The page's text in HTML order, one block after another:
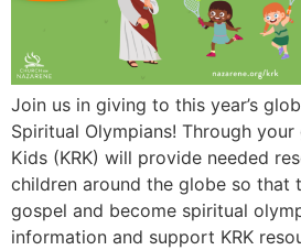
Join us in giving to this year’s
Spiritual Olympians! Through
Kids (KRK) will provide needed
children around the globe so that
gospel and become spiritual
information and support KRK